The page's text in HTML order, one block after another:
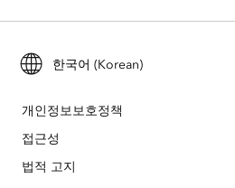
Developer Technology
ArcGIS Location Platform
Esri 스토어
사용자 리서치 및 테스트
Esri Young Professionals Network
이벤트
ArcUser
ArcNews
ArcWatch
채용
파트너
ArcGIS for Student Use
재난 대응
한국어 (Korean)
개인정보보호정책
접근성
법적 고지